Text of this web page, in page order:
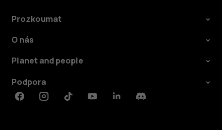
Prozkoumat
O nás
Planet and people
Podpora
FacebookInstagramTiktokYoutubeLinkedinDiscord